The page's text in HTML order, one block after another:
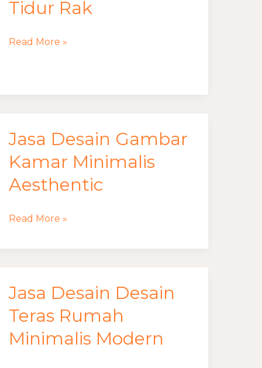
Tidur Rak
Kamar
Read More »
Jasa Desain Gambar
Kamar Minimalis
Aesthentic
Jasa
Gambar
Kamar
Aesthentic
Read More »
Jasa Desain Desain
Teras Rumah
Minimalis Modern
Jasa
Desain
Teras